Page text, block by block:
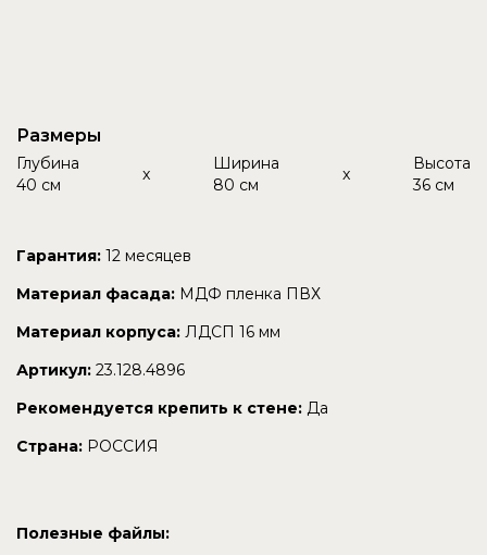
Размеры
Глубина
40 см
x
Ширина
80 см
x
Высота
36 см
Гарантия: 12 месяцев
Материал фасада: МДФ пленка ПВХ
Материал корпуса: ЛДСП 16 мм
Артикул: 23.128.4896
Рекомендуется крепить к стене: Да
Страна: РОССИЯ
Полезные файлы: